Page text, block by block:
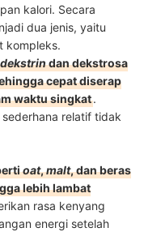
kalori. Secara
dua jenis, yaitu
kompleks.
dan dekstrosa
cepat diserap
waktu singkat.
relatif tidak
oat,malt, dan beras
lebih lambat
rasa kenyang
energi setelah